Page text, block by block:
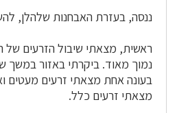
ננסה, בעזרת האבחנות שלהלן,
ראשית, מצאתי שיבול הזרעים של
נמוך מאוד. ביקרתי באזור במשך
בעונה אחת מצאתי זרעים מעטים
מצאתי זרעים כלל.